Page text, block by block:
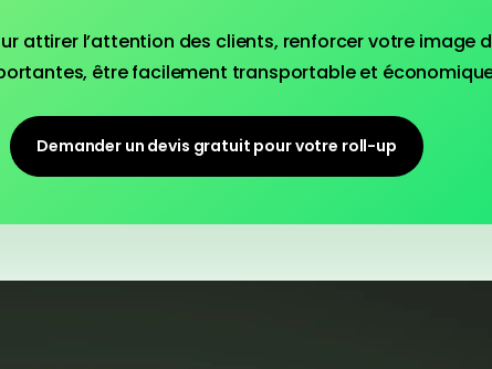
attirer l’attention des clients, renforcer votre image
être facilement transportable et
Demander un devis gratuit pour votre roll-up